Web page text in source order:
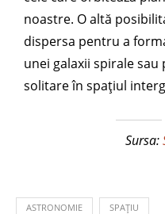
noastre. O altă
dispersa pentru a
unei galaxii spirale
solitare în spațiul
Sursa:
ASTRONOMIE SPAȚIU